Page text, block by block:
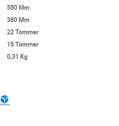
550 Mm
380 Mm
22 Tommer
15 Tommer
0,31 Kg